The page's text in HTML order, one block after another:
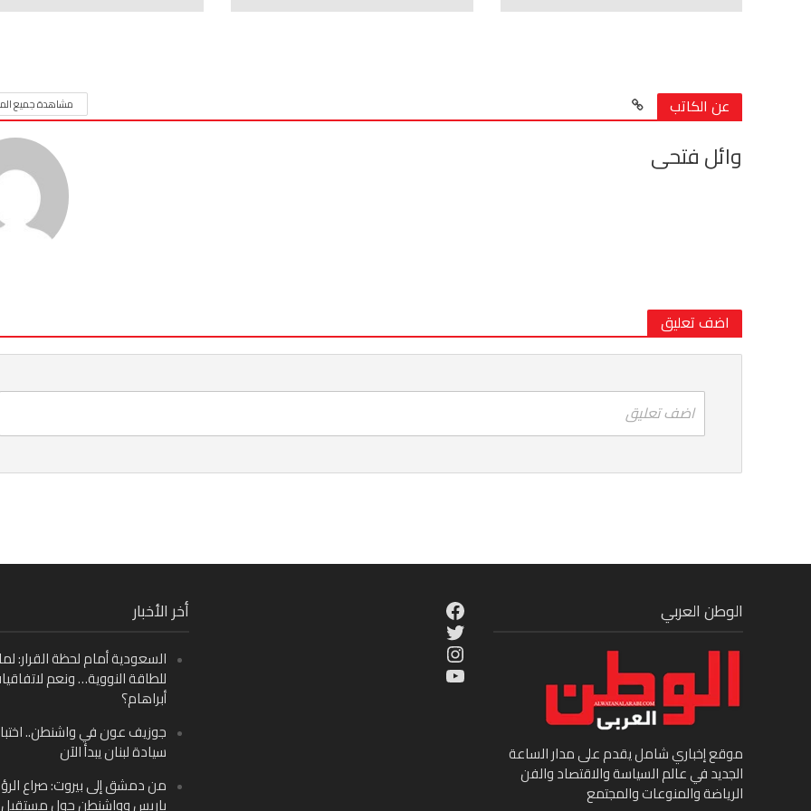
عن الكاتب مشاهدة جميع
وائل فتحى
اضف تعليق
اضف تعليق
أخر الأخبار
السعودية أمام لحظة القرار:
للطاقة النووية… ونعم
أبراهام؟
جوزيف عون في واشنطن..
سيادة لبنان يبدأ الآن
من دمشق إلى بيروت: صراع
باريس وواشنطن حول مستقبل
Facebook
Twitter
Instagram
YouTube
الوطن العربي
موقع إخباري شامل يقدم على مدار الساعة
الجديد في عالم السياسة والاقتصاد والفن
الرياضة والمنوعات والمجتمع